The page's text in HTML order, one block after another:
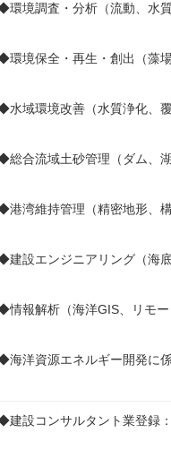
環境調査・分析（流動、水
環境保全・再生・創出（藻
水域環境改善（水質浄化、
総合流域土砂管理（ダム、
港湾維持管理（精密地形、
建設エンジニアリング（海
情報解析（海洋GIS、リモー
海洋資源エネルギー開発に
建設コンサルタント業登録